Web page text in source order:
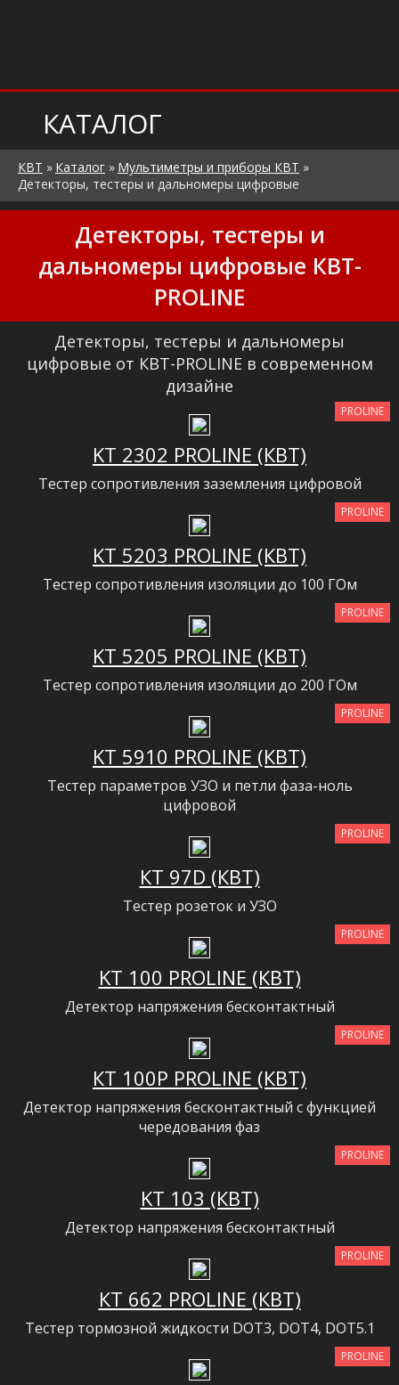
КАТАЛОГ
КВТ » Каталог » Мультиметры и приборы КВТ »
Детекторы, тестеры и дальномеры цифровые
Детекторы, тестеры и
дальномеры цифровые КВТ-
PROLINE
Детекторы, тестеры и дальномеры
цифровые от КВТ-PROLINE в современном
дизайне
PROLINE
KT 2302 PROLINE (КВТ)
Тестер сопротивления заземления цифровой
PROLINE
KT 5203 PROLINE (КВТ)
Тестер сопротивления изоляции до 100 ГОм
PROLINE
KT 5205 PROLINE (КВТ)
Тестер сопротивления изоляции до 200 ГОм
PROLINE
KT 5910 PROLINE (КВТ)
Тестер параметров УЗО и петли фаза-ноль
цифровой
PROLINE
КТ 97D (КВТ)
Тестер розеток и УЗО
PROLINE
KT 100 PROLINE (КВТ)
Детектор напряжения бесконтактный
PROLINE
КТ 100P PROLINE (КВТ)
Детектор напряжения бесконтактный с функцией
чередования фаз
PROLINE
KT 103 (КВТ)
Детектор напряжения бесконтактный
PROLINE
КТ 662 PROLINE (КВТ)
Тестер тормозной жидкости DOT3, DOT4, DOT5.1
PROLINE